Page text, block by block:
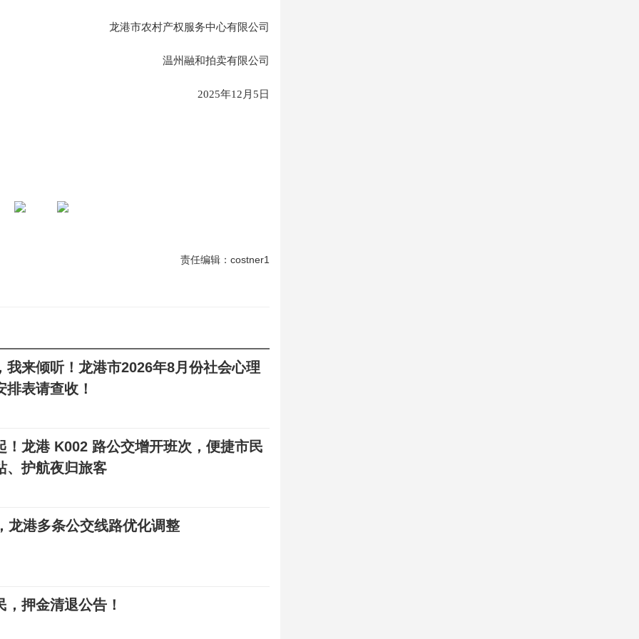
龙港市农村产权服务中心有限公司
温州融和拍卖有限公司
2025年12 月 5 日
责任编辑：costner1
我来倾听！龙港市2026年8月份社会心理
排表请查收！
！龙港 K002 路公交增开班次，便捷市民
、护航夜归旅客
龙港多条公交线路优化调整
，押金清退公告！